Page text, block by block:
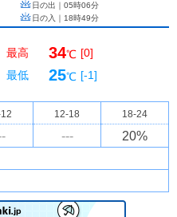
日の出｜ 05時06分
日の入｜ 18時49分
最高 34℃ [0]
最低
25℃ [-1]
12-18 18-24
--- 20%